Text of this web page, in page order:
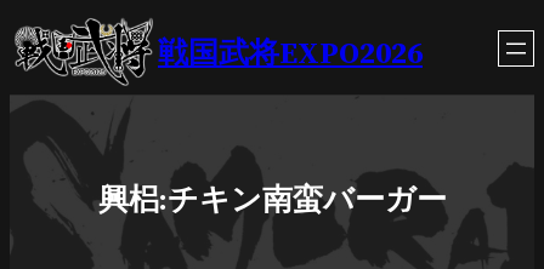
内
容
を
ス
キ
プ
戦国武将EXPO2026
興梠:チキン南蛮バーガー